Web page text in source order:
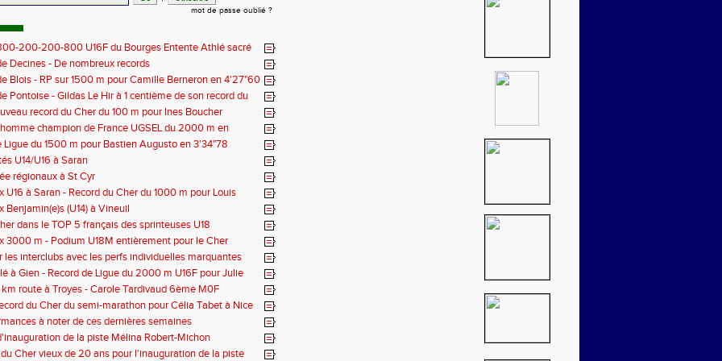
mot de passe oublié ?
200-200-800 U16F du Bourges Entente Athlé sacré
France
Decines - De nombreux records
Blois - RP sur 1500 m pour Camille Berneron en 4'27"60
Pontoise - Gildas Le Hir à 1 centième de son record du
m record du Cher du 100 m pour Ines Boucher
champion de France UGSEL du 2000 m en
Ligue du 1500 m pour Bastien Augusto en 3'34"78
U14/U16 à Saran
régionaux à St Cyr
U16 à Saran - Record du Cher du 1000 m pour Louis
- 2'38"80
Benjamin(e)s (U14) à Vineuil
dans le TOP 5 français des sprinteuses U18
3000 m - Podium U18M entièrement pour le Cher
les interclubs avec les perfs individuelles marquantes
à Gien - Record de Ligue du 2000 m U16F pour Julie
km route à Troyes - Carole Tardivaud 6ème M0F
du Cher du semi-marathon pour Célia Tabet à Nice
à noter de ces dernières semaines
de la piste Mélina Robert-Michon
Cher vieux de 20 ans pour l'inauguration de la piste